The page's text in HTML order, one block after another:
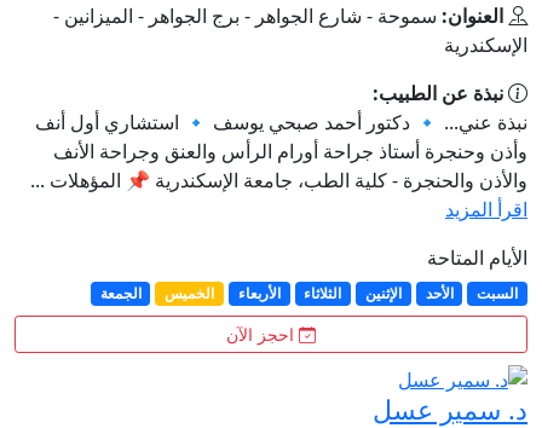
العنوان: سموحة - شارع الجواهر - برج الجواهر - الميزانين -
الإسكندرية
نبذة عن الطبيب:
نبذة عني... 🔹 دكتور أحمد صبحي يوسف 🔹 استشاري أول أنف
وأذن وحنجرة أستاذ جراحة أورام الرأس والعنق وجراحة الأنف
والأذن والحنجرة - كلية الطب، جامعة الإسكندرية 📌 المؤهلات ...
اقرأ المزيد
الأيام المتاحة
السبت الأحد الإثنين الثلاثاء الأربعاء الخميس الجمعة
احجز الآن
د. سمير عسل